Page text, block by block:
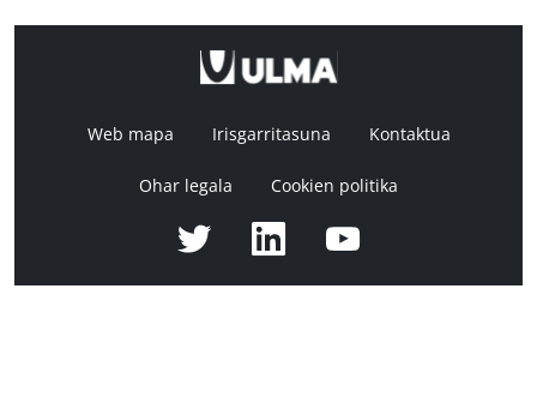
Web mapa Irisgarritasuna Kontaktua
Ohar legala Cookien politika